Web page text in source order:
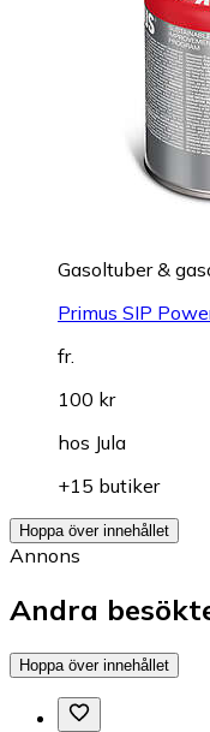
Gasoltuber &
Primus SIP
fr.
100 kr
hos Jula
+15 butiker
Hoppa över innehållet
Annons
Andra
Hoppa över innehållet